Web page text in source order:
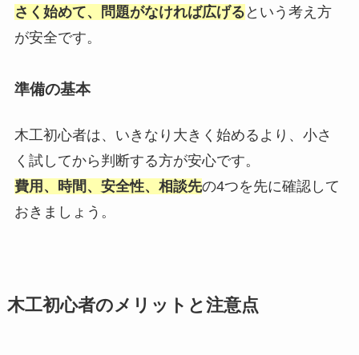
さく始めて、問題がなければ広げる という考え方
が安全です。
準備の基本
木工初心者は、いきなり大きく始めるより、小さ
く試してから判断する方が安心です。
費用、時間、安全性、相談先の4つを先に確認して
おきましょう。
木工初心者のメリットと注意点